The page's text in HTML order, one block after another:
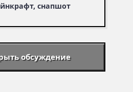
снапшот
обсуждение